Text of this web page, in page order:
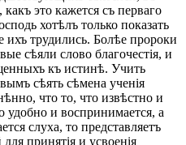
это кажется съ перваго
хотѣлъ только показать
ихъ трудились. Болѣе пророки
сѣяли слово благочестія, и
къ истинѣ. Учить
сѣять сѣмена ученія
что то, что извѣстно и
и воспринимается, а
слуха, то представляетъ
принятія и усвоенія